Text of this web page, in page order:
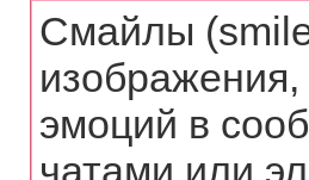
Смайлы
эмоций в
чатами или